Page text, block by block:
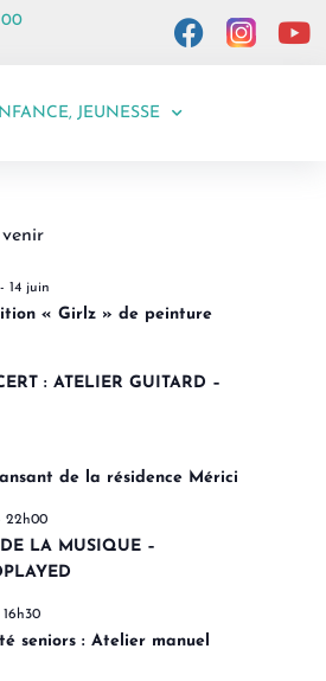
00
JEUNESSE
- 14 juin
« Girlz » de peinture
: ATELIER GUITARD –
de la résidence Mérici
22h00
DE LA MUSIQUE –
16h30
seniors : Atelier manuel